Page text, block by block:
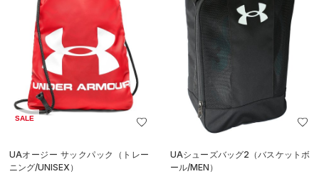
SALE
UAオージー サックパック（トレー
ニング/UNISEX）
UAシューズバッグ2（バスケットボ
ール/MEN）